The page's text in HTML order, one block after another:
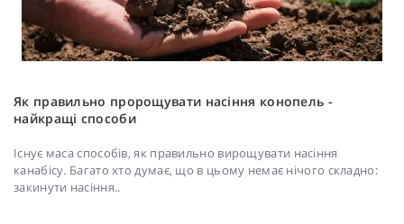
Як правильно пророщувати насіння конопель -
найкращі способи
Існує маса способів, як правильно вирощувати насіння
канабісу. Багато хто думає, що в цьому немає нічого складно:
закинути насіння..